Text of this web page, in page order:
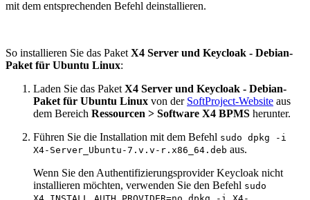
mit dem entsprechenden Befehl deinstallieren.
So installieren Sie das Paket X4 Server und Keycloak - Debian-
Paket für Ubuntu Linux:
Laden Sie das Paket X4 Server und Keycloak - Debian-
Paket für Ubuntu Linux von der SoftProject-Website aus
dem Bereich Ressourcen > Software X4 BPMS herunter.
Führen Sie die Installation mit dem Befehl sudo dpkg -i
X4-Server_Ubuntu-7.v.v-r.x86_64.deb aus.
Wenn Sie den Authentifizierungsprovider Keycloak nicht
installieren möchten, verwenden Sie den Befehl sudo